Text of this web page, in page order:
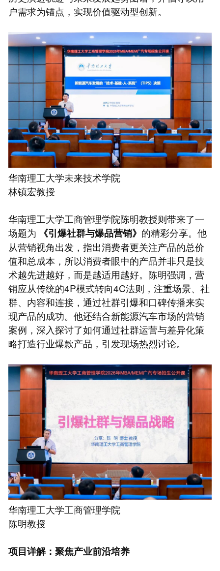
户需求为锚点，实现价值驱动型创新。
华南理工大学未来技术学院
林镇宏教授
华南理工大学工商管理学院陈明教授则带来了一
场题为 《引爆社群与爆品营销》 的精彩分享。他
从营销视角出发，指出消费者更关注产品的总价
值和总成本，所以消费者眼中的产品并非只是技
术越先进越好，而是越适用越好。陈明强调，营
销应从传统的4P模式转向4C法则，注重场景、社
群、内容和连接，通过社群引爆和口碑传播来实
现产品的成功。他还结合新能源汽车市场的营销
案例，深入探讨了如何通过社群运营与差异化策
略打造行业爆款产品，引发现场热烈讨论。
华南理工大学工商管理学院
陈明教授
项目详解：聚焦产业前沿培养